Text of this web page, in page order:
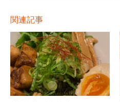
関連記事